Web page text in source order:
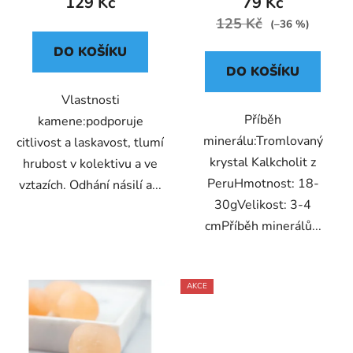
DO KOŠÍKU
Vlastnosti
kamene:podporuje
citlivost a laskavost, tlumí
hrubost v kolektivu a ve
vztazích. Odhání násilí a...
125 Kč (–36 %)
DO KOŠÍKU
Příběh
minerálu:Tromlovaný
krystal Kalkcholit z
PeruHmotnost: 18-
30gVelikost: 3-4
cmPříběh minerálů...
AKCE